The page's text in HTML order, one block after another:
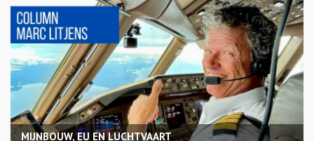
MIJNBOUW, EU EN LUCHTVAART